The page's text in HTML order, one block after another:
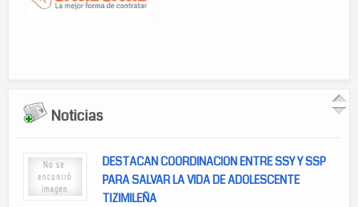
Noticias
DESTACAN COORDINACION ENTRE SSY Y SSP
PARA SALVAR LA VIDA DE ADOLESCENTE
TIZIMILEÑA